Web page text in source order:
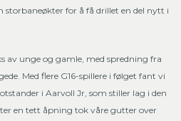
for å få drillet en del nytt i
av unge og gamle, med spredning fra
Med flere G16-spillere i følget fant vi
i Aarvoll Jr, som stiller lag i den
en tett åpning tok våre gutter over